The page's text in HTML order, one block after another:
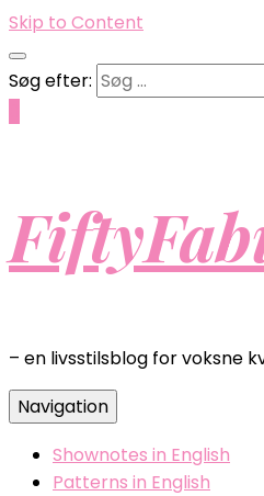
Skip to Content
Søg efter:
– en livsstilsblog for voksne
Navigation
Shownotes in English
Patterns in English